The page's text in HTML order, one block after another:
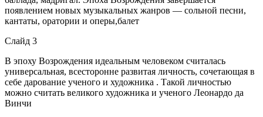
появлением новых музыкальных жанров — сольной песни,
кантаты, оратории и оперы,балет
Слайд 3
В эпоху Возрождения идеальным человеком считалась
универсальная, всесторонне развитая личность, сочетающая в
себе дарование ученого и художника . Такой личностью
можно считать великого художника и ученого Леонардо да
Винчи